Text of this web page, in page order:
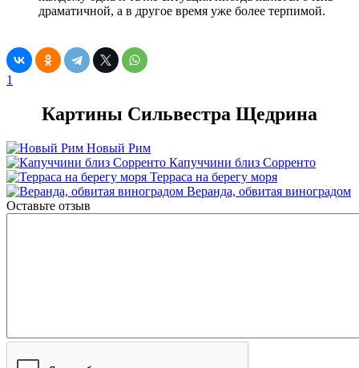
драматичной, а в другое время уже более терпимой.
1
Картины Сильвестра Щедрина
Новый Рим
Капуччини близ Сорренто
Терраса на берегу моря
Веранда, обвитая виноградом
Оставьте отзыв